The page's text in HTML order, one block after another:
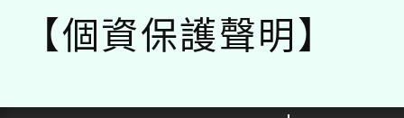
【個資保護聲明】